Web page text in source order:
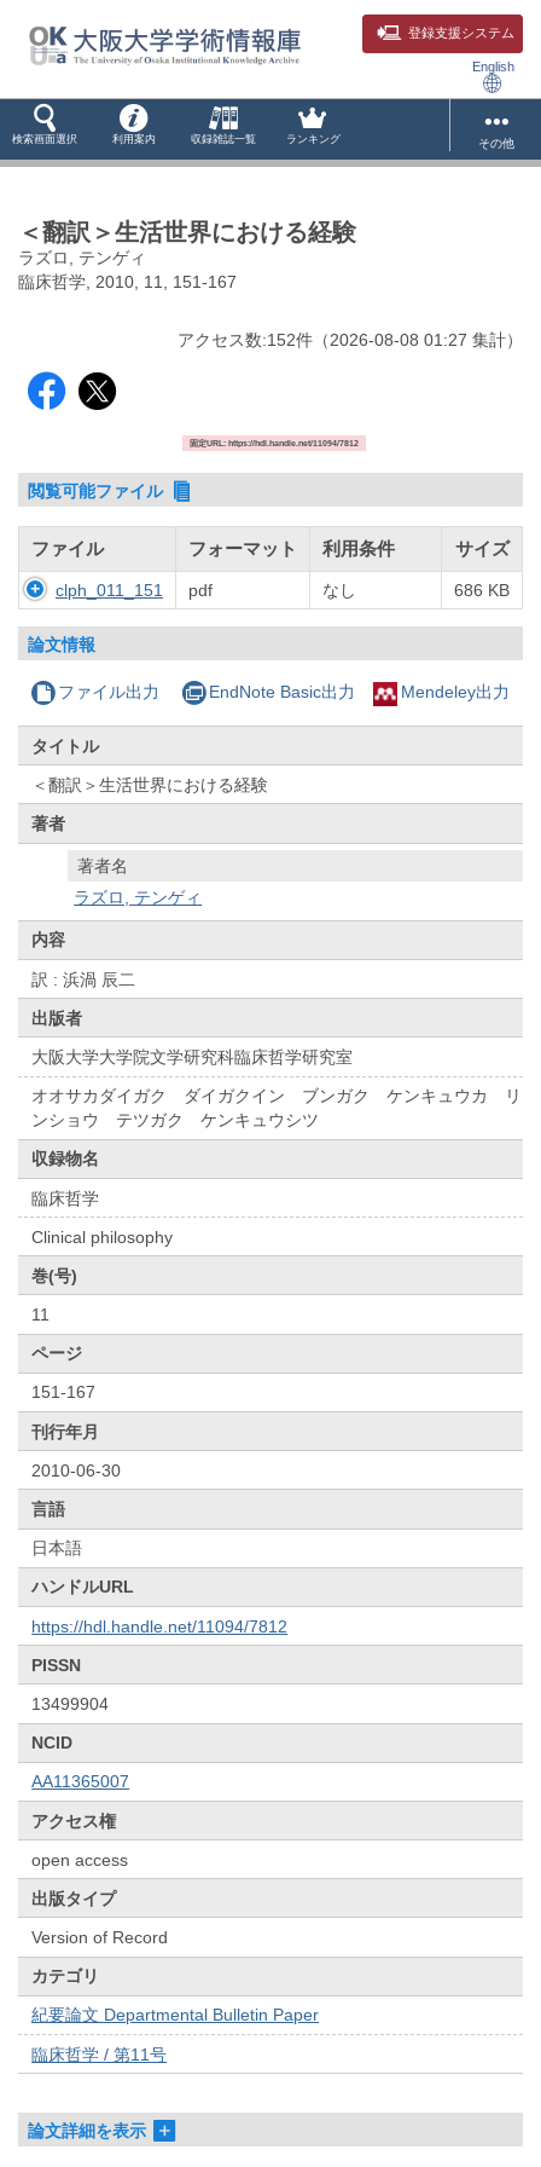
登録支援システム
English
検索画面選択 利用案内 収録雑誌一覧 ランキング その他
＜翻訳＞生活世界における経験
ラズロ, テンゲィ
臨床哲学, 2010, 11, 151-167
アクセス数:152件 （2026-08-08 01:27 集計）
固定URL: https://hdl.handle.net/11094/7812
閲覧可能ファイル
ファイル フォーマット 利用条件 サイズ
clph_011_151 pdf なし 686 KB
論文情報
ファイル出力 EndNote Basic出力 Mendeley出力
タイトル
＜翻訳＞生活世界における経験
著者
著者名
ラズロ, テンゲィ
内容
訳 : 浜渦 辰二
出版者
大阪大学大学院文学研究科臨床哲学研究室
オオサカダイガク ダイガクイン ブンガク ケンキュウカ リ
ンショウ テツガク ケンキュウシツ
収録物名
臨床哲学
Clinical philosophy
巻(号)
11
ページ
151-167
刊行年月
2010-06-30
言語
日本語
ハンドルURL
https://hdl.handle.net/11094/7812
PISSN
13499904
NCID
AA11365007
アクセス権
open access
出版タイプ
Version of Record
カテゴリ
紀要論文 Departmental Bulletin Paper
臨床哲学 / 第11号
論文詳細を表示